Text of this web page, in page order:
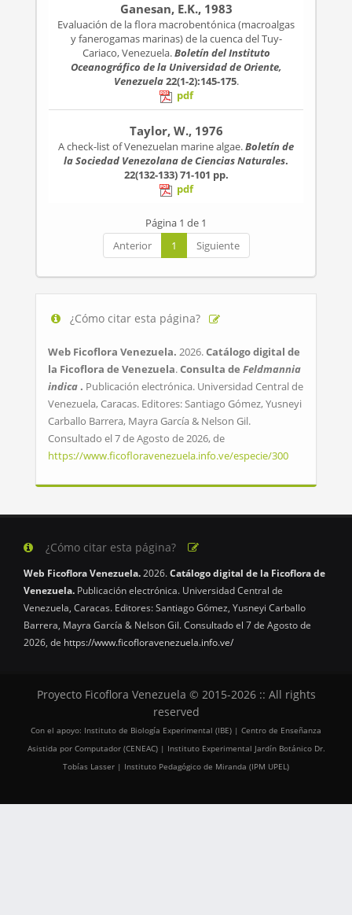
Ganesan, E.K., 1983
Evaluación de la flora macrobentónica (macroalgas
y fanerogamas marinas) de la cuenca del Tuy-
Cariaco, Venezuela.Boletín del Instituto
Oceanográfico de la Universidad de Oriente,
Venezuela22(1-2):145-175.
pdf
Taylor, W., 1976
A check-list of Venezuelan marine algae.Boletín de
la Sociedad Venezolana de Ciencias Naturales.
22(132-133)71-101 pp.
pdf
Página 1 de 1
Anterior
1 Siguiente
¿Cómo citar esta página?
Web Ficoflora Venezuela. 2026.Catálogo digital de
la Ficoflora de Venezuela.Consulta de Feldmannia
indica . Publicación electrónica. Universidad Central de
Venezuela, Caracas. Editores: Santiago Gómez, Yusneyi
Carballo Barrera, Mayra García & Nelson Gil.
Consultado el 7 de Agosto de 2026, de
https://www.ficofloravenezuela.info.ve/especie/300
¿Cómo citar esta página?
Web Ficoflora Venezuela.2026.Catálogo digital de la Ficoflora de
Venezuela. Publicación electrónica. Universidad Central de
Venezuela, Caracas. Editores: Santiago Gómez, Yusneyi Carballo
Barrera, Mayra García & Nelson Gil. Consultado el 7 de Agosto de
2026, de https://www.ficofloravenezuela.info.ve/
Proyecto Ficoflora Venezuela © 2015-2026 :: All rights
reserved
Con el apoyo: Instituto de Biología Experimental (IBE) | Centro de Enseñanza
Asistida por Computador (CENEAC) | Instituto Experimental Jardín Botánico Dr.
Tobías Lasser | Instituto Pedagógico de Miranda (IPM UPEL)